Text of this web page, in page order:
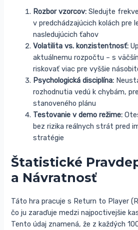
Rozbor vzorcov: Sledujte
v predchádzajúcich kolách pre
nasledujúcich ťahov
Volatilita vs. konzistentnosť:
aktuálnemu rozpočtu – s
riskovať viac pre vyššie
Psychologická disciplína:
rozhodnutia vedú k chybám,
stanoveného plánu
Testovanie v demo režime:
bez rizika reálnych strát pred
stratégie
Štatistické
a Návratnosť
Táto hra pracuje s Return to Player
čo ju zaraďuje medzi najpoctivejšie
Tento údaj znamená, že z každých